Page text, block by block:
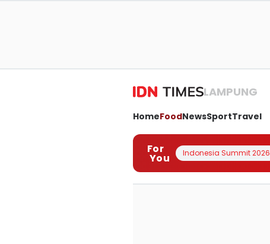
LAMPUNG
HomeFoodNewsSportTravel
For
You Indonesia Summit 2026